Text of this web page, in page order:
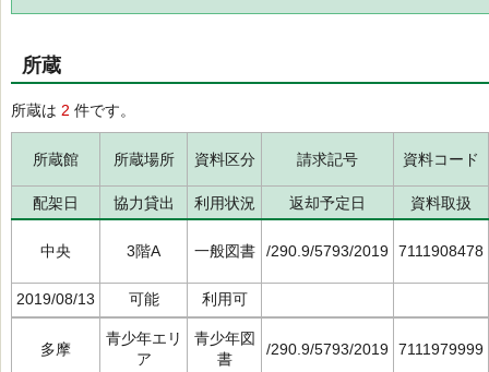
所蔵
所蔵は 2 件です。
所蔵館 所蔵場所 資料区分 請求記号 資料コード
配架日 協力貸出 利用状況 返却予定日 資料取扱
中央 3階A 一般図書 /290.9/5793/2019 7111908478
2019/08/13 可能 利用可
多摩
青少年エリ
ア
青少年図
書
/290.9/5793/2019 7111979999